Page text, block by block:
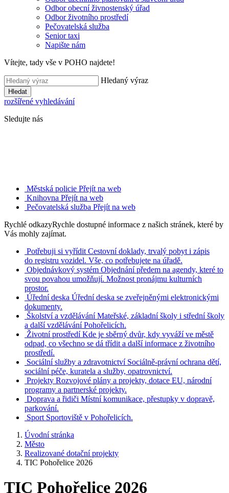
Odbor obecní živnostenský úřad
Odbor životního prostředí
Pečovatelská služba
Senior taxi
Napište nám
Vítejte, tady vše v POHO najdete!
Hledaný výraz
Hledat
rozšířené vyhledávání
Sledujte nás
Městská policie Přejít na web
Knihovna Přejít na web
Pečovatelská služba Přejít na web
Rychlé odkazyRychle dostupné informace z našich stránek, které by
Vás mohly zajímat.
Potřebuji si vyřídit Cestovní doklady, trvalý pobyt i zápis
do registru vozidel. Vše, co potřebujete na úřadě.
Objednávkový systém Objednání předem na agendy, které to
svou povahou umožňují. Možnost pronájmu kulturních
prostor.
Úřední deska Úřední deska se zveřejněnými elektronickými
dokumenty.
Školství a vzdělávání Mateřské, základní školy i střední školy
a další vzdělávání Pohořelicích.
Životní prostředí Kde je sběrný dvůr, kdy vyváží ve městě
odpad, co všechno se dá třídit a další informace z životního
prostředí.
Sociální služby a zdravotnictví Sociálně-právní ochrana dětí,
sociální péče, kuratela a služby, opatrovnictví.
Projekty Rozvojové plány a projekty, dotace EU, národní
programy a partnerské projekty.
Doprava a řidiči Místní komunikace, přestupky v dopravě,
parkování.
Sport Sportoviště v Pohořelicích.
Úvodní stránka
Město
Realizované dotační projekty
TIC Pohořelice 2026
TIC Pohořelice 2026